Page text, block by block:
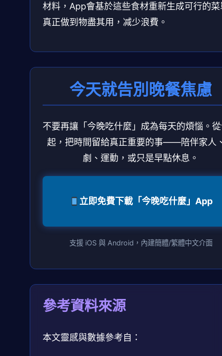
材料，App會基於這些食材重新生成可行的菜
真正做到物盡其用，减少浪費。
今天就告別晚餐焦慮
不要再讓「今晚吃什麼」成為每天的煩惱。
起，把時間留給真正重要的事——陪伴家人
劇、運動，或只是早點休息。
立即免費下載「今晚吃什麼」App
支援 iOS 與 Android，內建簡體/繁體中文介面
參考資料來源
本文靈感與數據參考自：